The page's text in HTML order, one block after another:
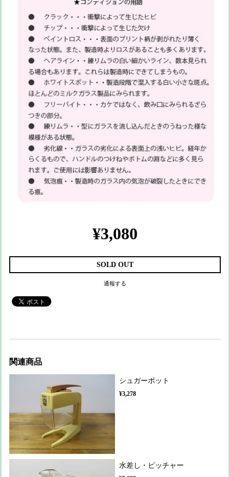
¥3,080
SOLD OUT
通報する
関連商品
シュガーポット
¥3,278
水差し・ピッチャー